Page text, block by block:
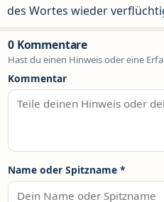
des Wortes wieder
0 Kommentare
Hast du einen Hinweis oder eine
Kommentar
Name oder Spitzname *